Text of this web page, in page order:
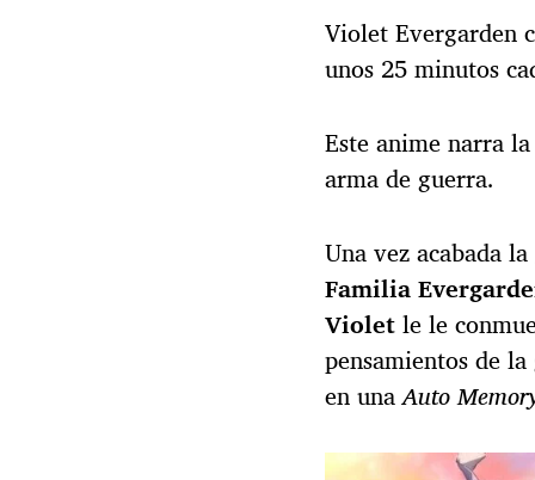
Violet Evergarden
unos 25 minutos
Este anime narra
arma de guerra.
Una vez acabada
Familia
Violetle le
pensamientos de
en unaAuto